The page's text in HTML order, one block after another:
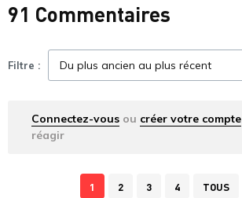
91 Commentaires
Filtre :
Connectez-vous ou créer votre compte
réagir
1 2 3 4 TOUS